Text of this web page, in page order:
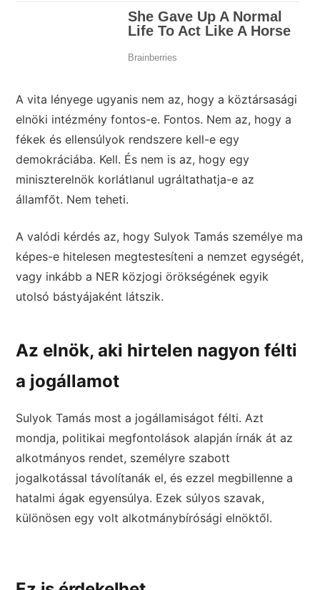
A vita lényege ugyanis nem az, hogy a köztársasági
elnöki intézmény fontos-e. Fontos. Nem az, hogy a
fékek és ellensúlyok rendszere kell-e egy
demokráciába. Kell. És nem is az, hogy egy
miniszterelnök korlátlanul ugráltathatja-e az
államfőt. Nem teheti.
A valódi kérdés az, hogy Sulyok Tamás személye ma
képes-e hitelesen megtestesíteni a nemzet egységét,
vagy inkább a NER közjogi örökségének egyik
utolsó bástyájaként látszik.
Az elnök, aki hirtelen nagyon félti
a jogállamot
Sulyok Tamás most a jogállamiságot félti. Azt
mondja, politikai megfontolások alapján írnák át az
alkotmányos rendet, személyre szabott
jogalkotással távolítanák el, és ezzel megbillenne a
hatalmi ágak egyensúlya. Ezek súlyos szavak,
különösen egy volt alkotmánybírósági elnöktől.